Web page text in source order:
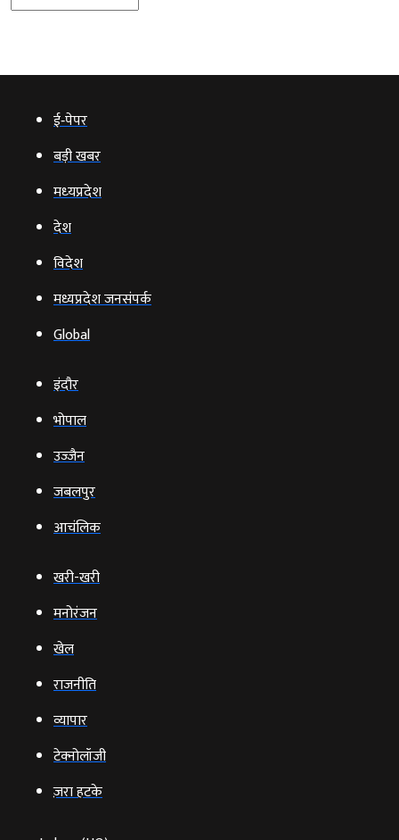
ई‑पेपर
बड़ी खबर
मध्‍यप्रदेश
देश
विदेश
मध्यप्रदेश जनसंपर्क
Global
इंदौर
भोपाल
उज्‍जैन
जबलपुर
आचंलिक
खरी-खरी
मनोरंजन
खेल
राजनीति
व्‍यापार
टेक्‍नोलॉजी
ज़रा हटके